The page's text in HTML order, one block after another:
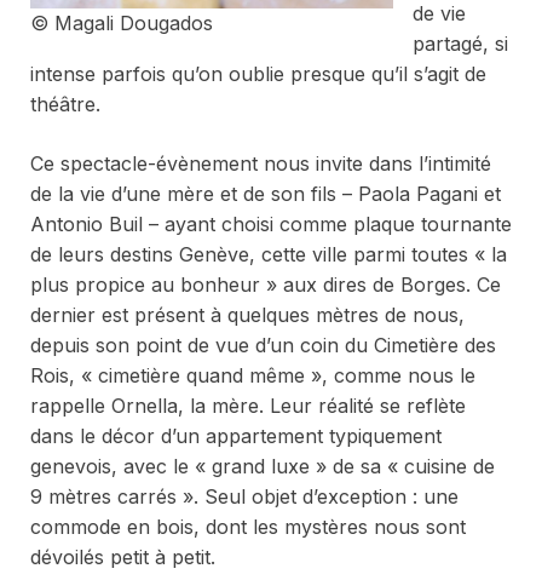
© Magali Dougados
de vie
partagé, si
intense parfois qu’on oublie presque qu’il s’agit de
théâtre.
Ce spectacle-évènement nous invite dans l’intimité
de la vie d’une mère et de son fils – Paola Pagani et
Antonio Buil – ayant choisi comme plaque tournante
de leurs destins Genève, cette ville parmi toutes « la
plus propice au bonheur » aux dires de Borges. Ce
dernier est présent à quelques mètres de nous,
depuis son point de vue d’un coin du Cimetière des
Rois, « cimetière quand même », comme nous le
rappelle Ornella, la mère. Leur réalité se reflète
dans le décor d’un appartement typiquement
genevois, avec le « grand luxe » de sa « cuisine de
9 mètres carrés ». Seul objet d’exception : une
commode en bois, dont les mystères nous sont
dévoilés petit à petit.